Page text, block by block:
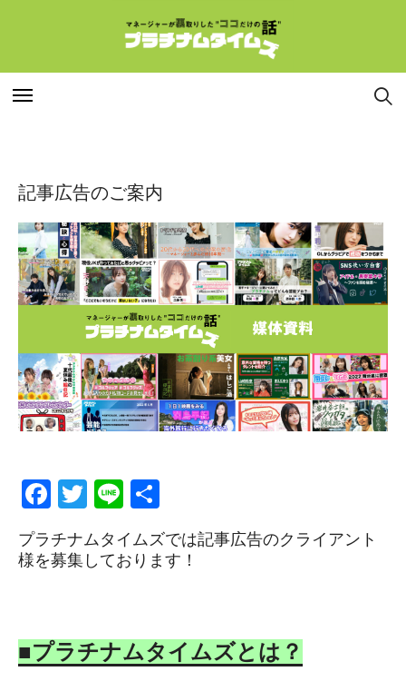
連載
インタビュー
マネージャー
コラム
連載
インタビュー
マネージャー
コラム
記事広告のご案内
F
c
o
o
T
tt
Li
e
h
ar
e
プラチナムタイムズでは記事広告のクライアント
様を募集しております！
■プラチナムタイムズと は？